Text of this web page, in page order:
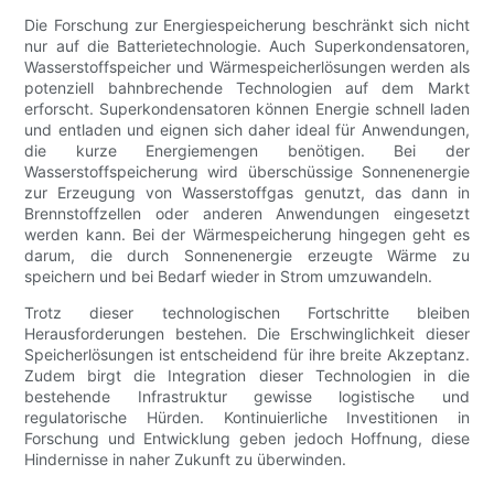
Die Forschung zur Energiespeicherung beschränkt sich nicht
nur auf die Batterietechnologie. Auch Superkondensatoren,
Wasserstoffspeicher und Wärmespeicherlösungen werden als
potenziell bahnbrechende Technologien auf dem Markt
erforscht. Superkondensatoren können Energie schnell laden
und entladen und eignen sich daher ideal für Anwendungen,
die kurze Energiemengen benötigen. Bei der
Wasserstoffspeicherung wird überschüssige Sonnenenergie
zur Erzeugung von Wasserstoffgas genutzt, das dann in
Brennstoffzellen oder anderen Anwendungen eingesetzt
werden kann. Bei der Wärmespeicherung hingegen geht es
darum, die durch Sonnenenergie erzeugte Wärme zu
speichern und bei Bedarf wieder in Strom umzuwandeln.
Trotz dieser technologischen Fortschritte bleiben
Herausforderungen bestehen. Die Erschwinglichkeit dieser
Speicherlösungen ist entscheidend für ihre breite Akzeptanz.
Zudem birgt die Integration dieser Technologien in die
bestehende Infrastruktur gewisse logistische und
regulatorische Hürden. Kontinuierliche Investitionen in
Forschung und Entwicklung geben jedoch Hoffnung, diese
Hindernisse in naher Zukunft zu überwinden.